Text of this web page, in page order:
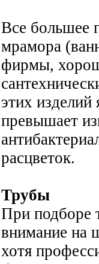
Все большее
мрамора
фирмы,
этих изделий
превышает
расцветок.
Трубы
При подборе
внимание на
хотя